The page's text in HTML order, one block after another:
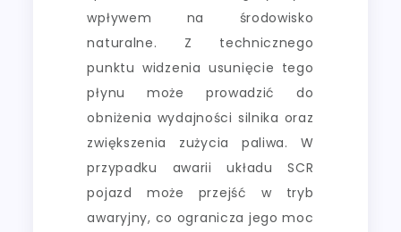
wpływem na środowisko
naturalne. Z technicznego
punktu widzenia usunięcie tego
płynu może prowadzić do
obniżenia wydajności silnika oraz
zwiększenia zużycia paliwa. W
przypadku awarii układu SCR
pojazd może przejść w tryb
awaryjny, co ogranicza jego moc